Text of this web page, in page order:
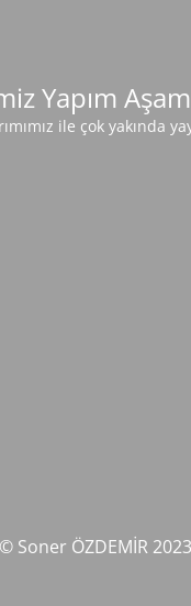
Yapım
ile çok yakında
© Soner ÖZDEMİR 2023